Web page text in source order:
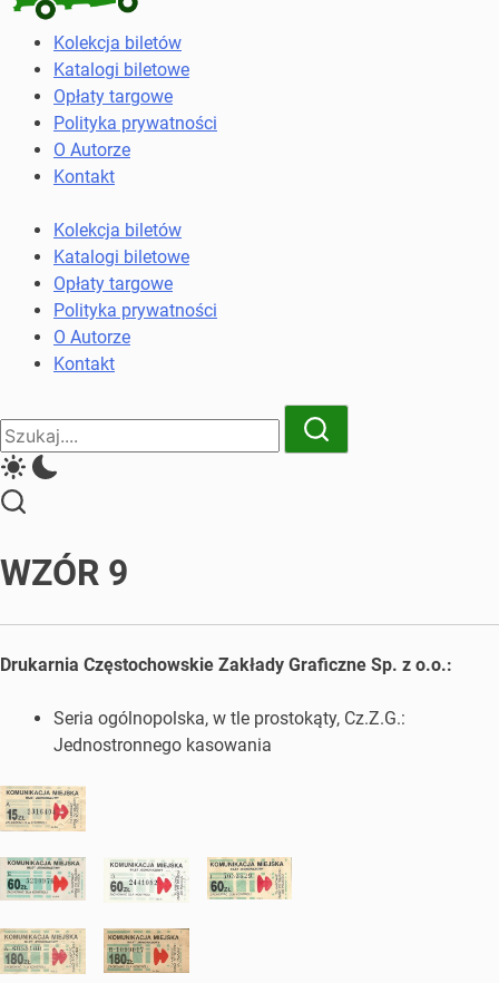
Kolekcja
biletów
komunikacji
miejskiej
kolejowych
Kolekcja biletów
Katalogi biletowe
Opłaty targowe
Polityka prywatności
O Autorze
Kontakt
Kolekcja biletów
Katalogi biletowe
Opłaty targowe
Polityka prywatności
O Autorze
Kontakt
Close
Search
Search
WZÓR 9
Drukarnia Częstochowskie Zakłady Graficzne Sp. z o.o.:
Seria ogólnopolska, w tle prostokąty, Cz.Z.G.:
Jednostronnego kasowania